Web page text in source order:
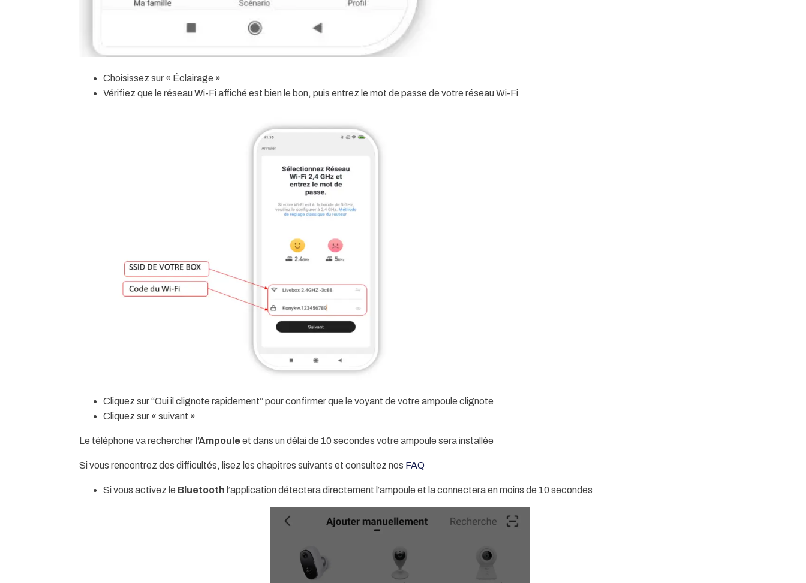
Choisissez sur « Éclairage »
Vérifiez que le réseau Wi-Fi affiché est bien le bon, puis entrez le mot de passe de votre réseau Wi-Fi
Cliquez sur “Oui il clignote rapidement” pour confirmer que le voyant de votre ampoule clignote
Cliquez sur « suivant »
Le téléphone va rechercher l’Ampoule et dans un délai de 10 secondes votre ampoule sera installée
Si vous rencontrez des difficultés, lisez les chapitres suivants et consultez nos FAQ
Si vous activez le Bluetooth l’application détectera directement l’ampoule et la connectera en moins de 10 secondes